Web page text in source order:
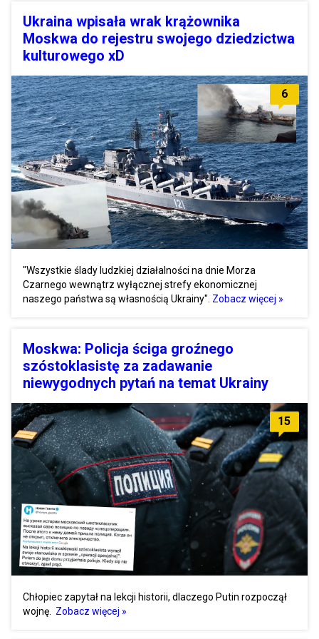
Ukraina wpisała wrak krążownika
Moskwa do rejestru swojego dziedzictwa
kulturowego xD
6
"Wszystkie ślady ludzkiej działalności na dnie Morza
Czarnego wewnątrz wyłącznej strefy ekonomicznej
naszego państwa są własnością Ukrainy". Zobacz więcej »
Moskwa: Policja ściga groźnego
szóstoklasistę za zadawanie
niewygodnych pytań na temat Ukrainy
15
Chłopiec zapytał na lekcji historii, dlaczego Putin rozpoczął
wojnę.
Zobacz więcej »